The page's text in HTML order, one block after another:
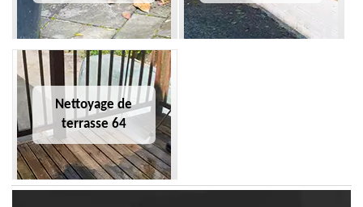
Nettoyage de
terrasse 64